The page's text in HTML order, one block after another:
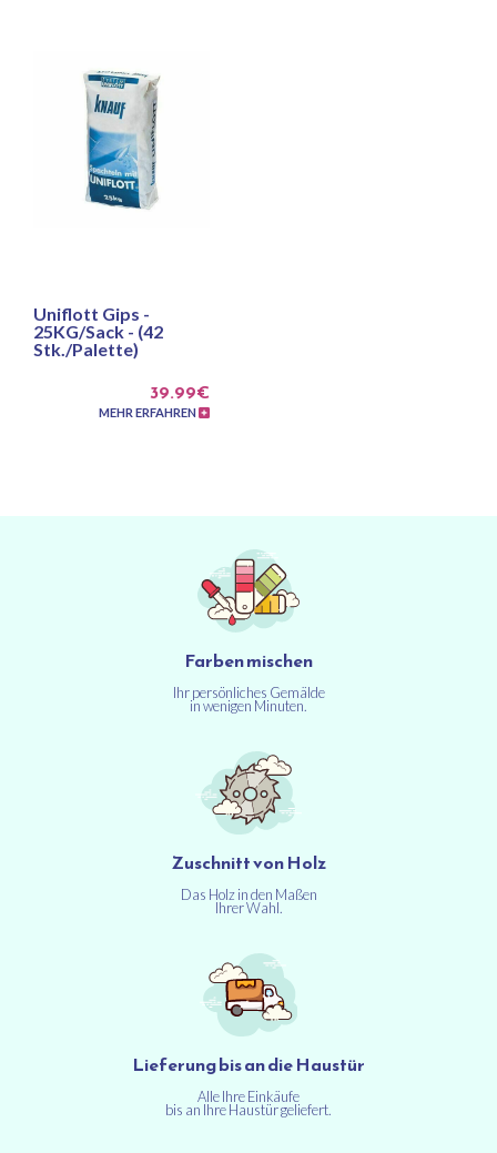
Uniflott Gips -
25KG/Sack - (42
Stk./Palette)
39.99€
MEHR ERFAHREN
Farben mischen
Ihr persönliches Gemälde
in wenigen Minuten.
Zuschnitt von Holz
Das Holz in den Maßen
Ihrer Wahl.
Lieferung bis an die Haustür
Alle Ihre Einkäufe
bis an Ihre Haustür geliefert.